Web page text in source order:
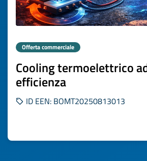
Offerta commerciale
Cooling termoelettrico
efficienza
ID EEN: BOMT20250813013